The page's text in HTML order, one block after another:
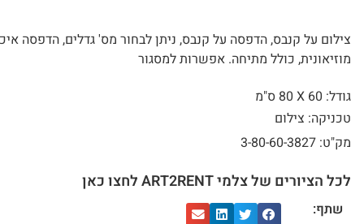
צילום על קנבס, הדפסה על קנבס, ניתן לבחור מס' גדלים, הדפסה
מוזיאונית, כולל מתיחה. אפשרות למסגור
גודל: 60 X
80 ס"מ
טכניקה: צילום
מק"ט: 3-80-60-3827
לכל הציורים של צלמי ART2RENT לחצו כאן
שתף: